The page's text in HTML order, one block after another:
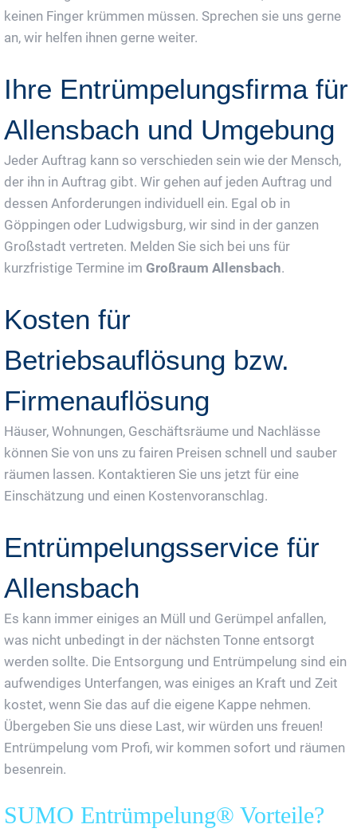
keinen Finger krümmen müssen. Sprechen sie uns gerne
an, wir helfen ihnen gerne weiter.
Ihre Entrümpelungsfirma für
Allensbach und Umgebung
Jeder Auftrag kann so verschieden sein wie der Mensch,
der ihn in Auftrag gibt. Wir gehen auf jeden Auftrag und
dessen Anforderungen individuell ein. Egal ob in
Göppingen oder Ludwigsburg, wir sind in der ganzen
Großstadt vertreten. Melden Sie sich bei uns für
kurzfristige Termine im Großraum Allensbach.
Kosten für
Betriebsauflösung bzw.
Firmenauflösung
Häuser, Wohnungen, Geschäftsräume und Nachlässe
können Sie von uns zu fairen Preisen schnell und sauber
räumen lassen. Kontaktieren Sie uns jetzt für eine
Einschätzung und einen Kostenvoranschlag.
Entrümpelungsservice für
Allensbach
Es kann immer einiges an Müll und Gerümpel anfallen,
was nicht unbedingt in der nächsten Tonne entsorgt
werden sollte. Die Entsorgung und Entrümpelung sind ein
aufwendiges Unterfangen, was einiges an Kraft und Zeit
kostet, wenn Sie das auf die eigene Kappe nehmen.
Übergeben Sie uns diese Last, wir würden uns freuen!
Entrümpelung vom Profi, wir kommen sofort und räumen
besenrein.
SUMO Entrümpelung® Vorteile?